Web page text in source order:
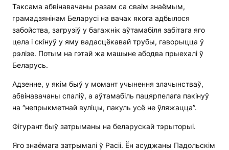
Таксама абвінавачаны разам са сваім знаёмым,
грамадзянінам Беларусі на вачах якога адбылося
забойства, загрузіў у багажнік аўтамабіля забітага яго
цела і скінуў у яму вадасцёкавай трубы, гаворыцца ў
рэлізе. Потым на гэтай жа машыне абодва прыехалі ў
Беларусь.
Адзенне, у якім быў у момант учынення злачынстваў,
абвінавачаны спаліў, а аўтамабіль пацярпелага пакінуў
на “непрыкметнай вуліцы, пакуль усё не ўляжацца”.
Фігурант быў затрыманы на беларускай тэрыторыі.
Яго знаёмага затрымалі ў Расіі. Ён асуджаны Падольскім